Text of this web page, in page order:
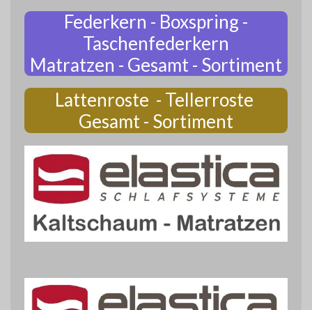
Federkern - Boxspring -
Taschenfederkern
Matratzen - Gesamt - Sortiment
Lattenroste - Tellerroste
Gesamt - Sortiment